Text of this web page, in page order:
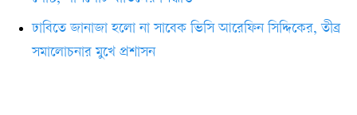
ঢাবিতে জানাজা হলো না সাবেক ভিসি আরেফিন সিদ্দিকের, তীব্র
সমালোচনার মুখে প্রশাসন